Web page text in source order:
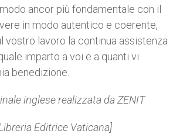
ancor più fondamentale con il
in modo autentico e coerente,
vostro lavoro la continua assistenza
imparto a voi e a quanti vi
benedizione.
inglese realizzata da ZENIT
Editrice Vaticana]